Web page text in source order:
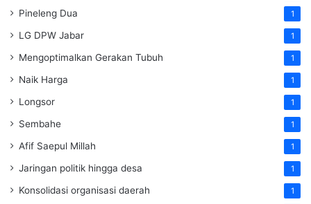
Pineleng Dua 1
LG DPW Jabar 1
Mengoptimalkan Gerakan Tubuh 1
Naik Harga 1
Longsor 1
Sembahe 1
Afif Saepul Millah 1
Jaringan politik hingga desa 1
Konsolidasi organisasi daerah 1